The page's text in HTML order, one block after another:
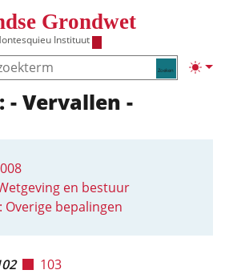
Grondwet
Instituut
Zoeken
- Vervallen -
en bestuur
Overige bepalingen
103